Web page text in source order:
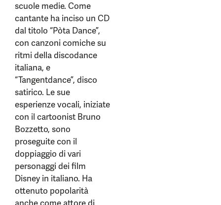
scuole medie. Come
cantante ha inciso un CD
dal titolo “Pòta Dance”,
con canzoni comiche su
ritmi della discodance
italiana, e
“Tangentdance”, disco
satirico. Le sue
esperienze vocali, iniziate
con il cartoonist Bruno
Bozzetto, sono
proseguite con il
doppiaggio di vari
personaggi dei film
Disney in italiano. Ha
ottenuto popolarità